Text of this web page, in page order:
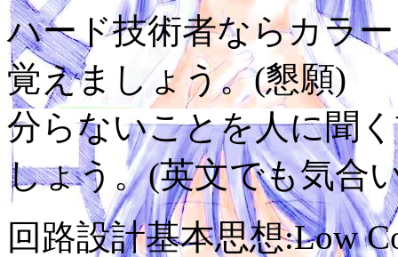
ハード技術者ならカラ
覚えましょう。(懇願)
分らないことを人に聞
しょう。(英文でも気合
回路設計基本思想:Low